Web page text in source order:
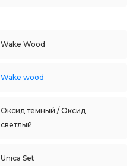
Wake Wood
Wake wood
Оксид темный / Оксид
светлый
Unica Set